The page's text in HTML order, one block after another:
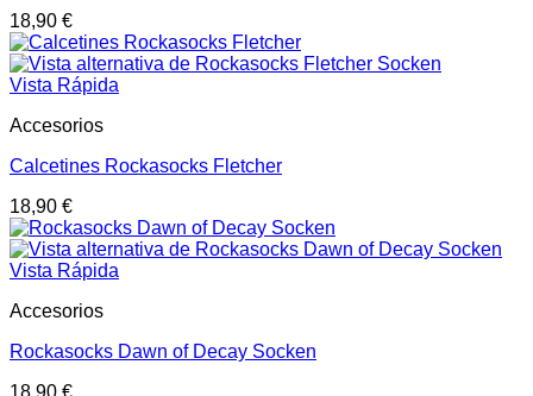
18,90 €
Vista Rápida
Accesorios
Calcetines Rockasocks Fletcher
18,90 €
Vista Rápida
Accesorios
Rockasocks Dawn of Decay Socken
18,90 €